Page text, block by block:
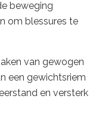
beweging
om blessures te
van gewogen
een gewichtsriem
en versterk